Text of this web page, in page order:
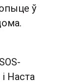
ў
Наста